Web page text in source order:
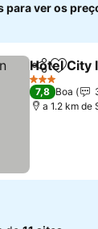
para ver os
Partilhar
Hotel City
3 Estrelas
7,8 Boa
a 1.2 km de